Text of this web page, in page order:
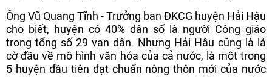
Ông Vũ Quang Tĩnh - Trưởng ban ĐKCG huyện Hải Hậu
cho biết, huyện có 40% dân số là người Công giáo
trong tổng số 29 vạn dân. Nhưng Hải Hậu cũng là lá
cờ đầu về mô hình văn hóa của cả nước, là một trong
5 huyện đầu tiên đạt chuẩn nông thôn mới của nước